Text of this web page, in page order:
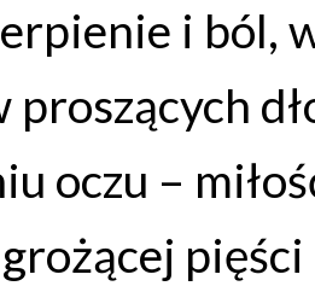
i ból,
proszących
oczu –
grożącej